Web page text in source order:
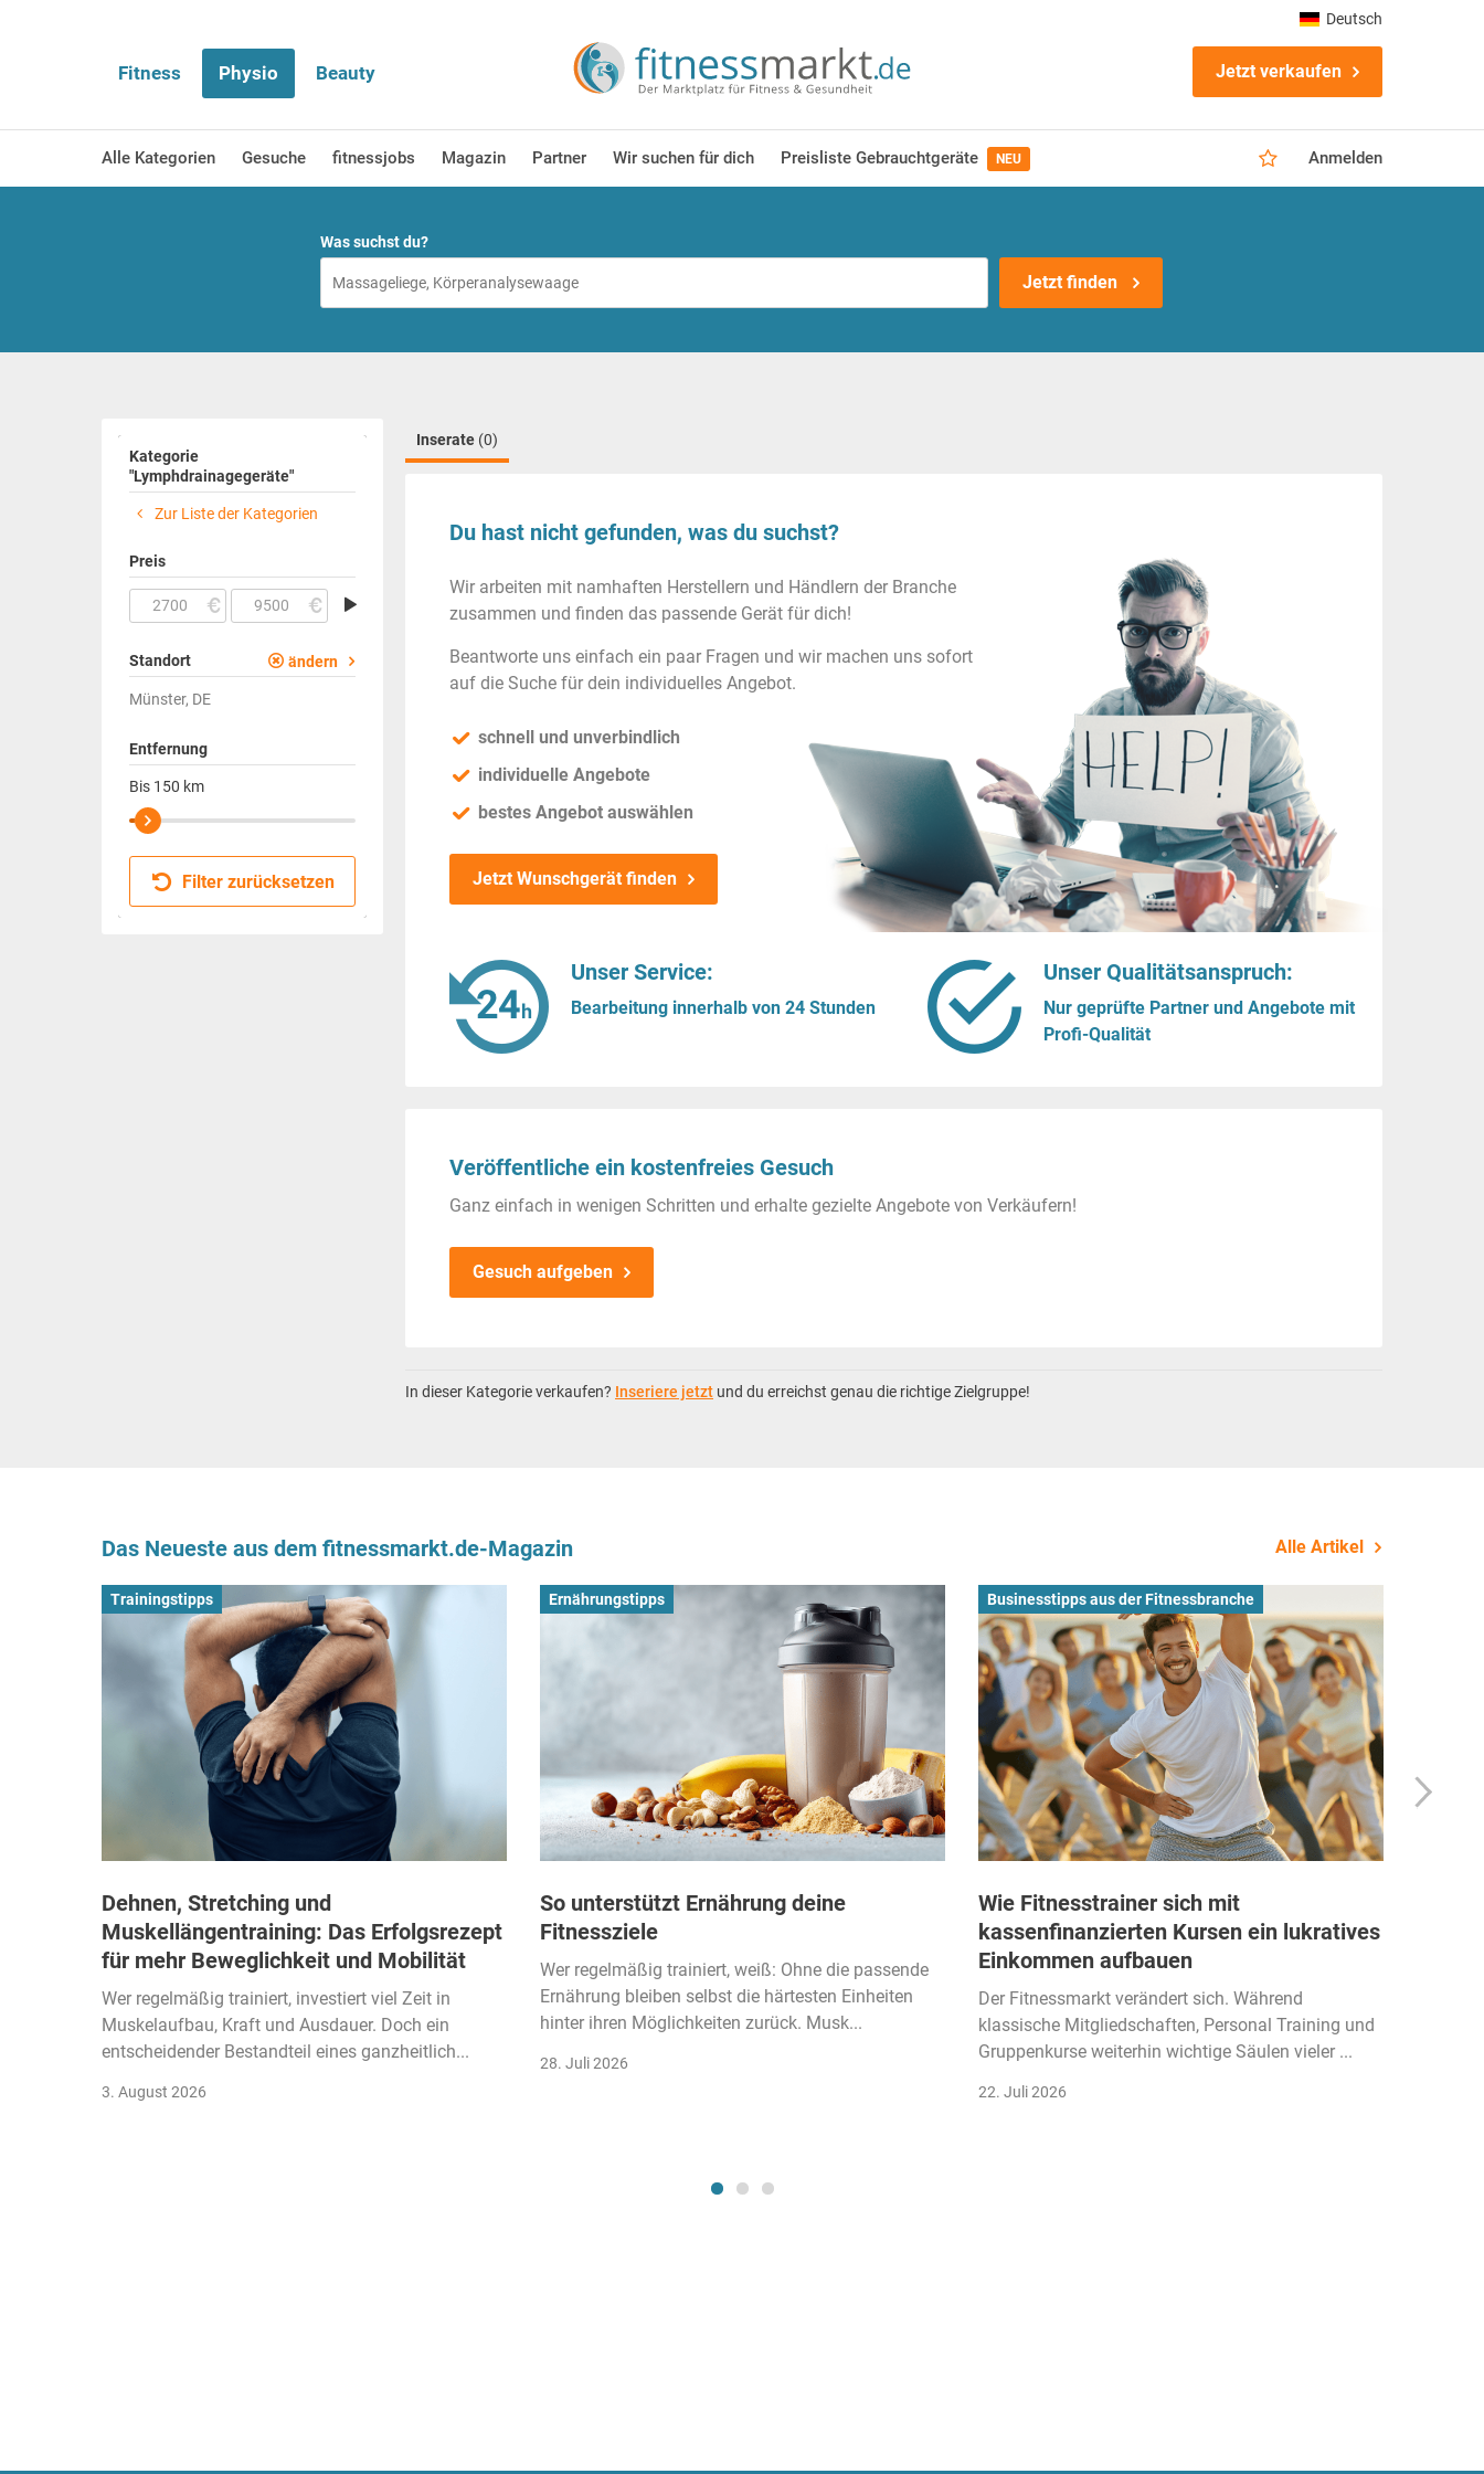
Fitness Physio Beauty Jetzt verkaufen
Alle Kategorien Gesuche fitnessjobs Magazin Partner Wir suchen für dich Preisliste Gebrauchtgeräte NEU Anmelden
Deutsch
Was suchst du?
Jetzt finden
Kategorie
"Lymphdrainagegeräte"
Zur Liste der Kategorien
Preis
Standort ändern
Münster, DE
Entfernung
Bis 150 km
Filter zurücksetzen
Inserate (0)
Du hast nicht gefunden, was du suchst?
Wir arbeiten mit namhaften Herstellern und Händlern der Branche
zusammen und finden das passende Gerät für dich!
Beantworte uns einfach ein paar Fragen und wir machen uns sofort
auf die Suche für dein individuelles Angebot.
schnell und unverbindlich
individuelle Angebote
bestes Angebot auswählen
Jetzt Wunschgerät finden
Unser Service:
Bearbeitung innerhalb von 24 Stunden
Unser Qualitätsanspruch:
Nur geprüfte Partner und Angebote mit
Profi-Qualität
Veröffentliche ein kostenfreies Gesuch
Ganz einfach in wenigen Schritten und erhalte gezielte Angebote von Verkäufern!
Gesuch aufgeben
In dieser Kategorie verkaufen? Inseriere jetzt und du erreichst genau die richtige Zielgruppe!
Das Neueste aus dem fitnessmarkt.de-Magazin Alle Artikel
Trainingstipps
Dehnen, Stretching und
Muskellängentraining: Das Erfolgsrezept
für mehr Beweglichkeit und Mobilität
Wer regelmäßig trainiert, investiert viel Zeit in
Muskelaufbau, Kraft und Ausdauer. Doch ein
entscheidender Bestandteil eines ganzheitlich...
3. August 2026
Ernährungstipps
So unterstützt Ernährung deine
Fitnessziele
Wer regelmäßig trainiert, weiß: Ohne die passende
Ernährung bleiben selbst die härtesten Einheiten
hinter ihren Möglichkeiten zurück. Musk...
28. Juli 2026
Businesstipps aus der Fitnessbranche
Wie Fitnesstrainer sich mit
kassenfinanzierten Kursen ein lukratives
Einkommen aufbauen
Der Fitnessmarkt verändert sich. Während
klassische Mitgliedschaften, Personal Training und
Gruppenkurse weiterhin wichtige Säulen vieler ...
22. Juli 2026